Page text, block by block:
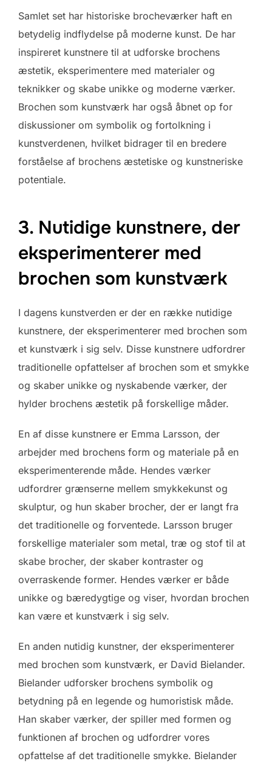
Samlet set har historiske brocheværker haft en
betydelig indflydelse på moderne kunst. De har
inspireret kunstnere til at udforske brochens
æstetik, eksperimentere med materialer og
teknikker og skabe unikke og moderne værker.
Brochen som kunstværk har også åbnet op for
diskussioner om symbolik og fortolkning i
kunstverdenen, hvilket bidrager til en bredere
forståelse af brochens æstetiske og kunstneriske
potentiale.
3. Nutidige kunstnere, der
eksperimenterer med
brochen som kunstværk
I dagens kunstverden er der en række nutidige
kunstnere, der eksperimenterer med brochen som
et kunstværk i sig selv. Disse kunstnere udfordrer
traditionelle opfattelser af brochen som et smykke
og skaber unikke og nyskabende værker, der
hylder brochens æstetik på forskellige måder.
En af disse kunstnere er Emma Larsson, der
arbejder med brochens form og materiale på en
eksperimenterende måde. Hendes værker
udfordrer grænserne mellem smykkekunst og
skulptur, og hun skaber brocher, der er langt fra
det traditionelle og forventede. Larsson bruger
forskellige materialer som metal, træ og stof til at
skabe brocher, der skaber kontraster og
overraskende former. Hendes værker er både
unikke og bæredygtige og viser, hvordan brochen
kan være et kunstværk i sig selv.
En anden nutidig kunstner, der eksperimenterer
med brochen som kunstværk, er David Bielander.
Bielander udforsker brochens symbolik og
betydning på en legende og humoristisk måde.
Han skaber værker, der spiller med formen og
funktionen af brochen og udfordrer vores
opfattelse af det traditionelle smykke. Bielander